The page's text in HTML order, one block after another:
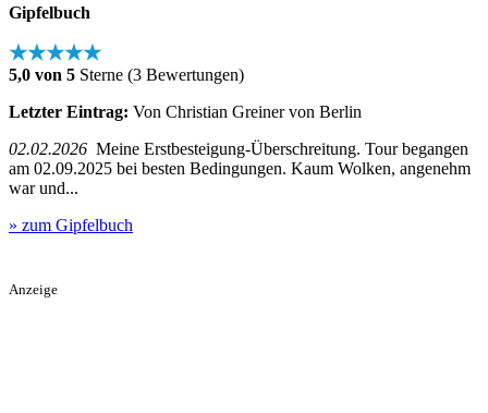
Gipfelbuch
★★★★★
5,0 von 5 Sterne (3 Bewertungen)
Letzter Eintrag: Von Christian Greiner von Berlin
02.02.2026 Meine Erstbesteigung-Überschreitung. Tour begangen
am 02.09.2025 bei besten Bedingungen. Kaum Wolken, angenehm
war und...
» zum Gipfelbuch
Anzeige